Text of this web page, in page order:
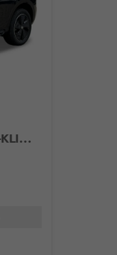
CLASSIC SELECTION KAMERA+SHZ+KLIMA+TEMPOMAT+LED+16" LM